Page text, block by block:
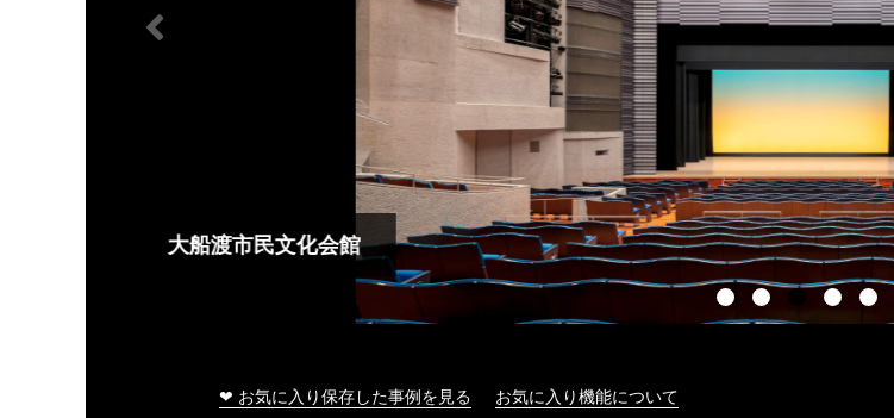
大船渡市民文化会館
❤ お気に入り保存した事例を見る お気に入り機能について